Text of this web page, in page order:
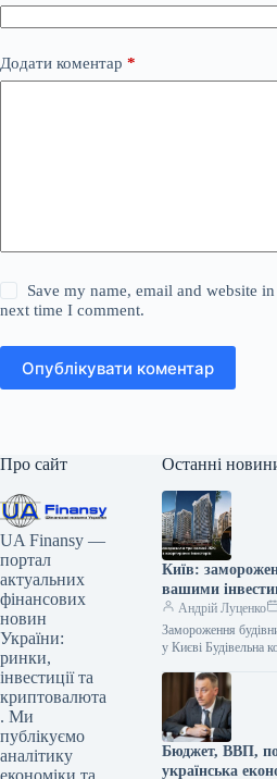
Додати коментар *
Save my name, email and website
next time I comment.
Опублікувати коментар
Про сайт
UA Finansy —
портал
актуальних
фінансових
новин
України:
ринки,
інвестиції та
криптовалюта
. Ми
публікуємо
аналітику
Останні
Київ:
вашими
Андрій Луценко
Замороження
у Києві Будівельна
масштабних
Києві: Poetica,
Бюджет, ВВП,
українська